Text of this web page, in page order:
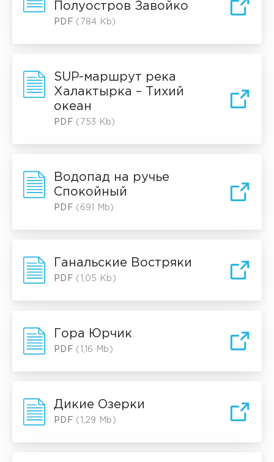
Полуостров Завойко
PDF (784 Kb)
SUP-маршрут река
Халактырка – Тихий
океан
PDF (753 Kb)
Водопад на ручье
Спокойный
PDF (691 Mb)
Ганальские Востряки
PDF (1,05 Kb)
Гора Юрчик
PDF (1,16 Mb)
Дикие Озерки
PDF (1,29 Mb)